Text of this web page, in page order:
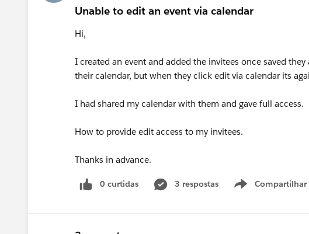
Unable to edit an event via calendar
Hi,
I created an event and added the invitees once saved
their calendar, but when they click edit via calendar its
I had shared my calendar with them and gave full access.
How to provide edit access to my invitees.
Thanks in advance.
0 curtidas 3 respostas Compartilhar
Show menu